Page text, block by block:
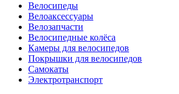
Велосипеды
Велоаксессуары
Велозапчасти
Велосипедные колёса
Камеры для велосипедов
Покрышки для велосипедов
Самокаты
Электротранспорт